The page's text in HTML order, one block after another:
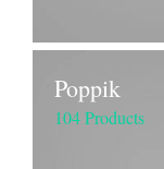
Poppik
104 Products